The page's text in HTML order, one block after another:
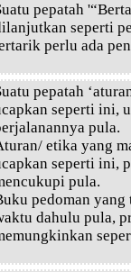
pepatah
seperti
perlu ada
pepatah
seperti ini,
pula.
etika yang
seperti ini,
pula.
pedoman
dahulu pula,